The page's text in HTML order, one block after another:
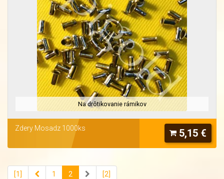
Na drôtikovanie rámikov
5,15 €
Zdery Mosadz 1000ks
[1] 1 2 [2]